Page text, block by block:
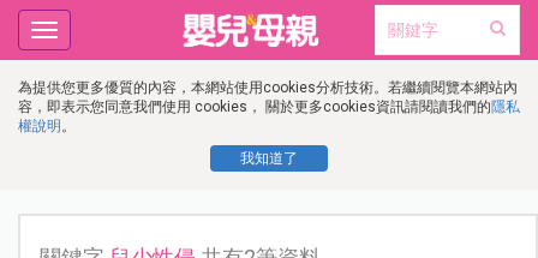
為提供您更多優質的內容，本網站使用cookies分析技術。若繼續閱覽本網站內
容，即表示您同意我們使用 cookies， 關於更多cookies資訊請閱讀我們的隱私
權說明 。
我知道了
Toggle
navigation